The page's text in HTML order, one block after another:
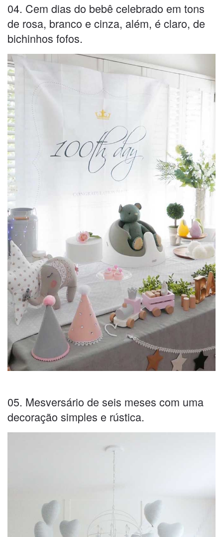
04. Cem dias do bebê celebrado em tons
de rosa, branco e cinza, além, é claro, de
bichinhos fofos.
05. Mesversário de seis meses com uma
decoração simples e rústica.